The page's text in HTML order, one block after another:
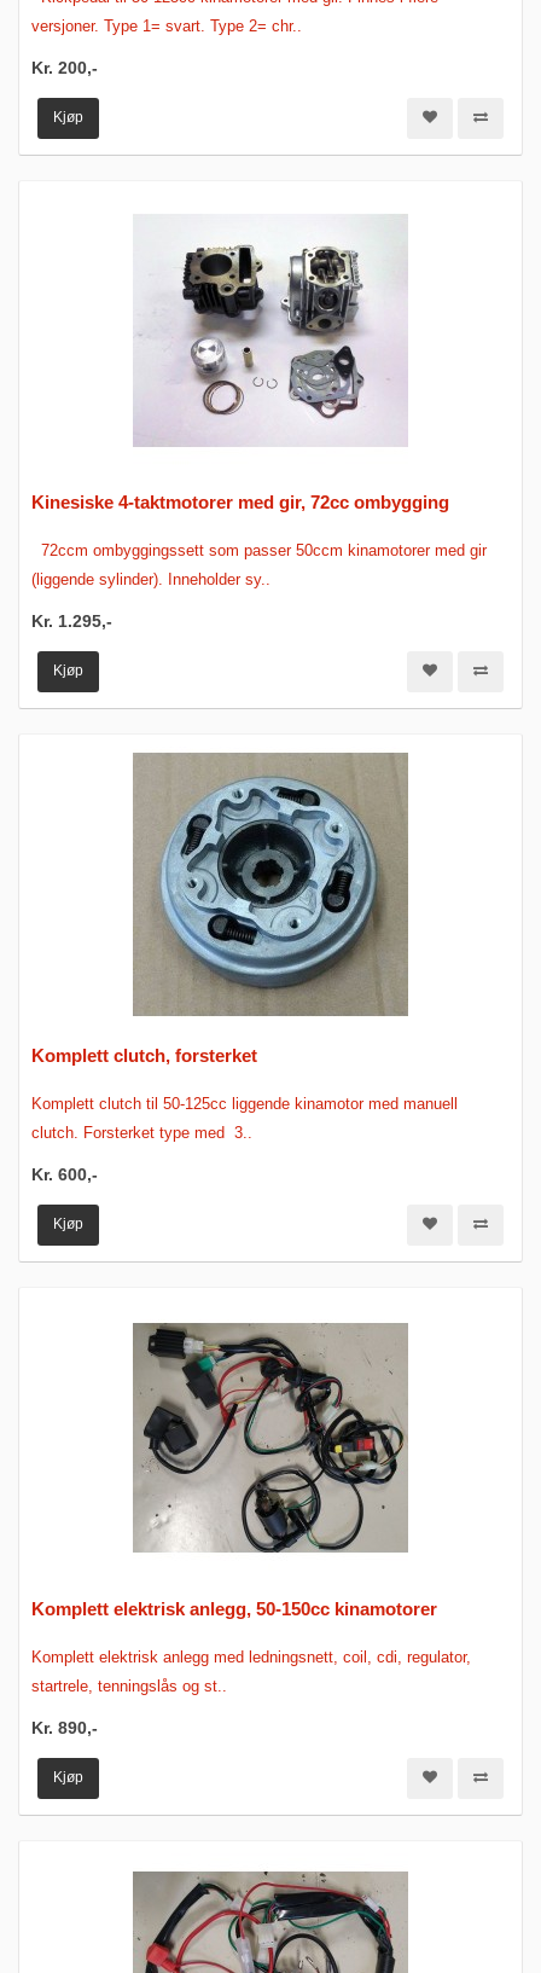
versjoner. Type 1= svart. Type 2= chr..
Kr. 200,-
Kjøp
Kinesiske 4-taktmotorer med gir, 72cc ombygging
72ccm ombyggingssett som passer 50ccm kinamotorer med gir
(liggende sylinder). Inneholder sy..
Kr. 1.295,-
Kjøp
Komplett clutch, forsterket
Komplett clutch til 50-125cc liggende kinamotor med manuell
clutch. Forsterket type med 3..
Kr. 600,-
Kjøp
Komplett elektrisk anlegg, 50-150cc kinamotorer
Komplett elektrisk anlegg med ledningsnett, coil, cdi, regulator,
startrele, tenningslås og st..
Kr. 890,-
Kjøp